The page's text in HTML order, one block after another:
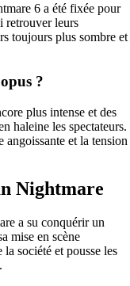
6 a été fixée pour
retrouver leurs
toujours plus sombre et
?
plus intense et des
haleine les spectateurs.
angoissante et la tension
Nightmare
a su conquérir un
mise en scène
société et pousse les